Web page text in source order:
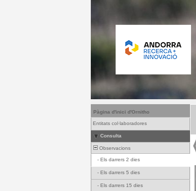
Pàgina d'inici d'Ornitho
Entitats col·laboradores
Consulta
Observacions
- Els darrers 2 dies
- Els darrers 5 dies
- Els darrers 15 dies